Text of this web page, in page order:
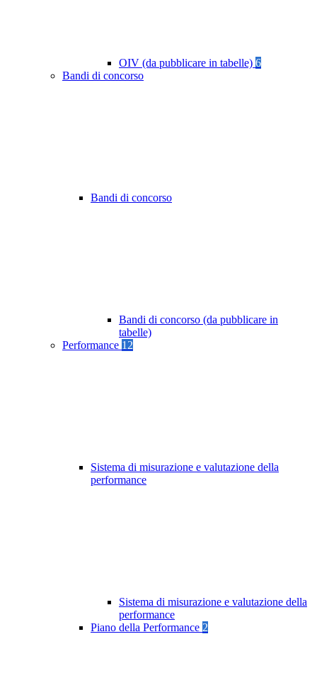
OIV (da pubblicare in tabelle) 6
Bandi di concorso
Bandi di concorso
Bandi di concorso (da pubblicare in
tabelle)
Performance 12
Sistema di misurazione e valutazione della
performance
Sistema di misurazione e valutazione della
performance
Piano della Performance 2